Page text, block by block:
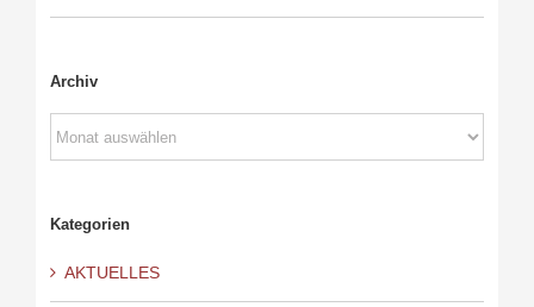
Archiv
Archiv
Kategorien
AKTUELLES